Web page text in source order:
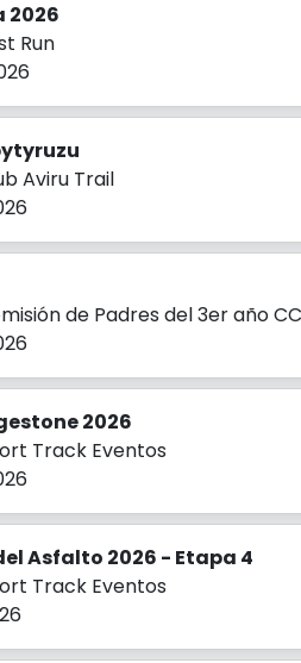
2026
Run
Aviru Trail
de Padres del 3er año
2026
Track Eventos
Asfalto 2026 - Etapa 4
Track Eventos